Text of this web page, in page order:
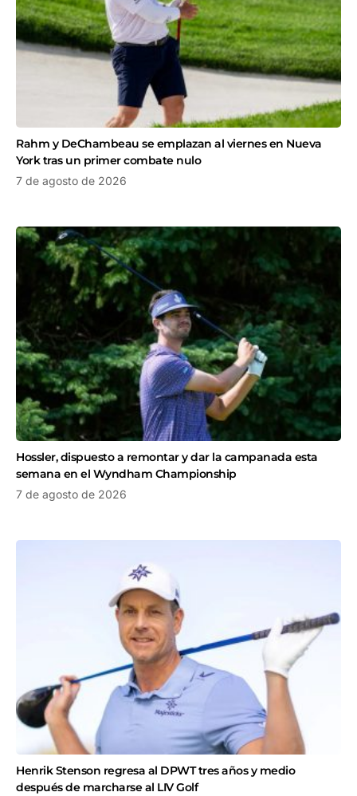
Rahm y DeChambeau se emplazan al viernes en Nueva
York tras un primer combate nulo
7 de agosto de 2026
Hossler, dispuesto a remontar y dar la campanada esta
semana en el Wyndham Championship
7 de agosto de 2026
Henrik Stenson regresa al DPWT tres años y medio
después de marcharse al LIV Golf